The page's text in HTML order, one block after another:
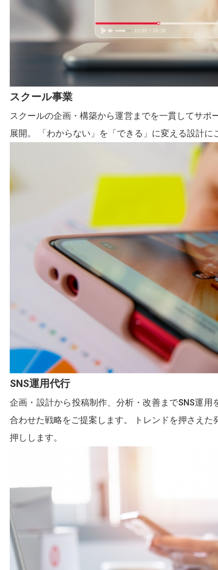
スクール事業
スクールの企画・構築から運営までを一貫してサ
展開。 「わからない」を「できる」に変える設計
SNS運用代行
企画・設計から投稿制作、分析・改善までSNS運
合わせた戦略をご提案します。 トレンドを押さえ
押しします。